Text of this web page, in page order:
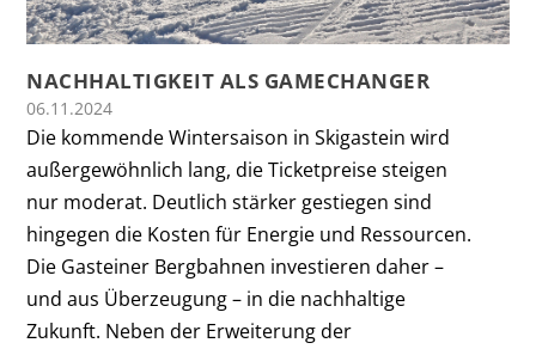
NACHHALTIGKEIT ALS GAMECHANGER
06.11.2024
Die kommende Wintersaison in Skigastein wird
außergewöhnlich lang, die Ticketpreise steigen
nur moderat. Deutlich stärker gestiegen sind
hingegen die Kosten für Energie und Ressourcen.
Die Gasteiner Bergbahnen investieren daher –
und aus Überzeugung – in die nachhaltige
Zukunft. Neben der Erweiterung der